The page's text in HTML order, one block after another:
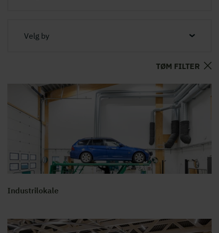
Velg by
TØM FILTER
Industrilokale